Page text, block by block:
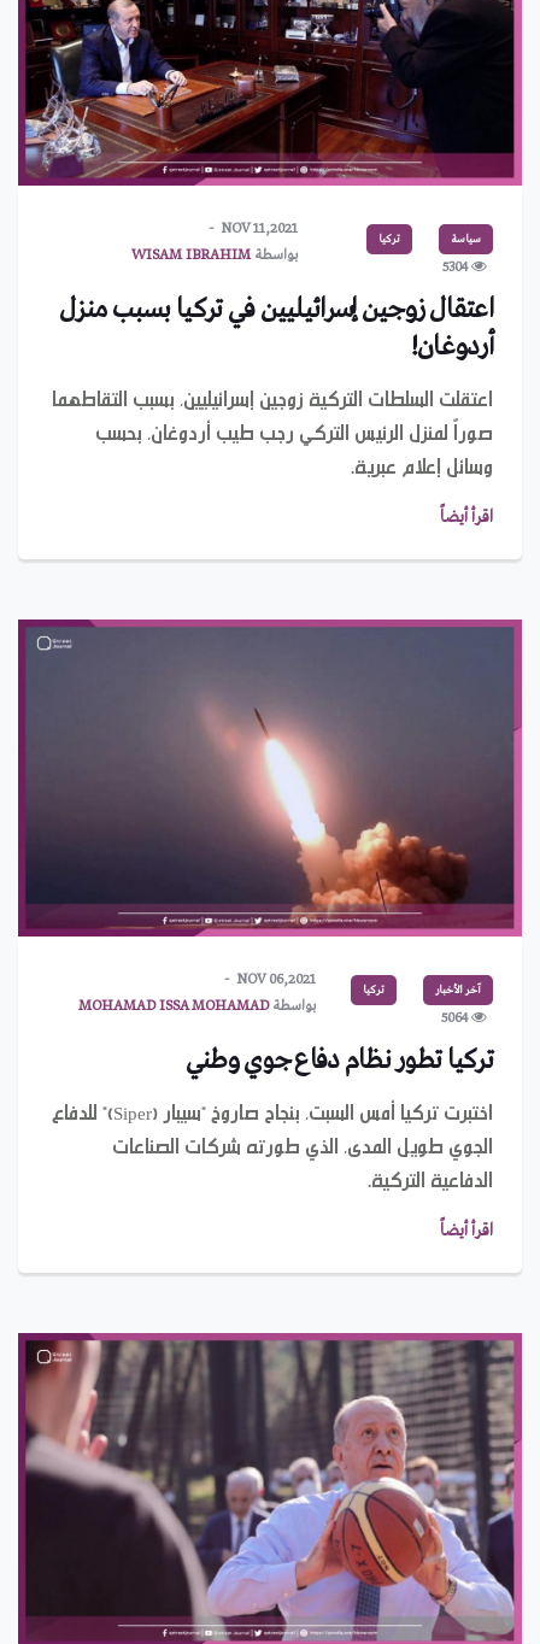
سياسة تركيا
5304
NOV 11,2021
بواسطةWISAM IBRAHIM
اعتقال زوجين إسرائيليين في تركيا بسبب منزل
أردوغان!
اعتقلت السلطات التركية زوجين إسرائيليين، بسبب التقاطهما
صوراً لمنزل الرئيس التركي رجب طيب أردوغان، بحسب
وسائل إعلام عبرية.
اقرأ أيضاً
آخر الأخبار تركيا
5064
NOV 06,2021
بواسطةMOHAMAD ISSA MOHAMAD
تركيا تطور نظام دفاع جوي وطني
اختبرت تركيا أمس السبت، بنجاح صاروخ "سيبار (Siper)" للدفاع
الجوي طويل المدى، الذي طورته شركات الصناعات
الدفاعية التركية.
اقرأ أيضاً